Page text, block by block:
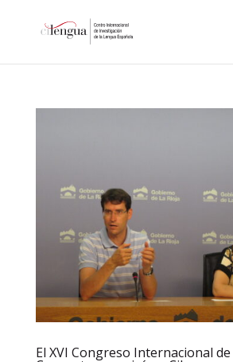
El XVI Congreso Internacional